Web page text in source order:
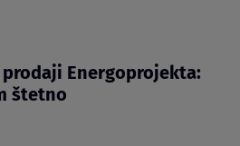
Energoprojekta:
štetno